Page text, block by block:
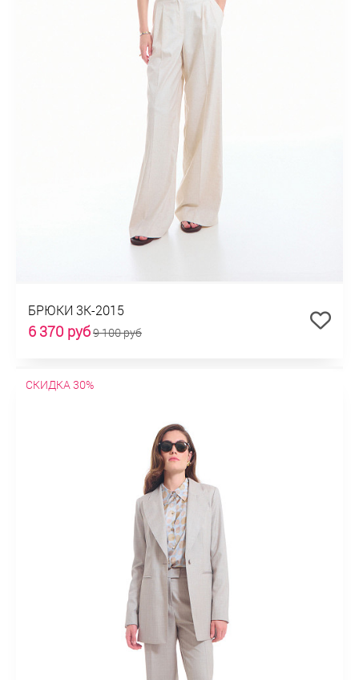
БРЮКИ 3К-2015
6 370 руб9 100 руб
СКИДКА 30%